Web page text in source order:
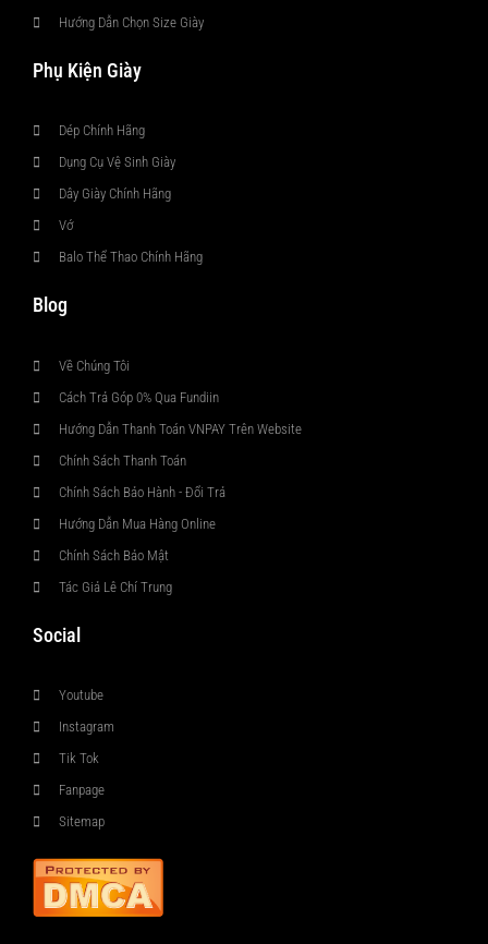
Hướng Dẫn Chọn Size Giày
Phụ Kiện Giày
Dép Chính Hãng
Dụng Cụ Vệ Sinh Giày
Dây Giày Chính Hãng
Vớ
Balo Thể Thao Chính Hãng
Blog
Về Chúng Tôi
Cách Trả Góp 0% Qua Fundiin
Hướng Dẫn Thanh Toán VNPAY Trên Website
Chính Sách Thanh Toán
Chính Sách Bảo Hành - Đổi Trả
Hướng Dẫn Mua Hàng Online
Chính Sách Bảo Mật
Tác Giả Lê Chí Trung
Social
Youtube
Instagram
Tik Tok
Fanpage
Sitemap